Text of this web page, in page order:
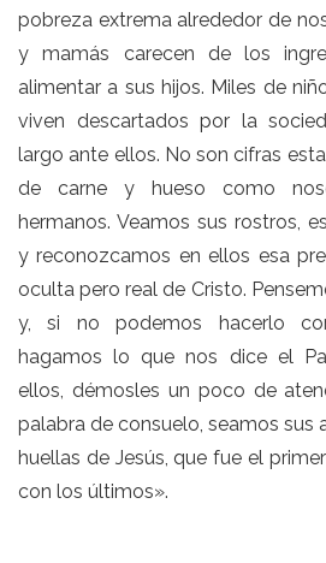
pobreza extrema alrededor de
y mamás carecen de los
alimentar a sus hijos. Miles de
viven descartados por la
largo ante ellos. No son cifras
de carne y hueso como
hermanos. Veamos sus rostros,
y reconozcamos en ellos esa
oculta pero real de Cristo.
y, si no podemos hacerlo
hagamos lo que nos dice el
ellos, démosles un poco de
palabra de consuelo, seamos sus
huellas de Jesús, que fue el
con los últimos».